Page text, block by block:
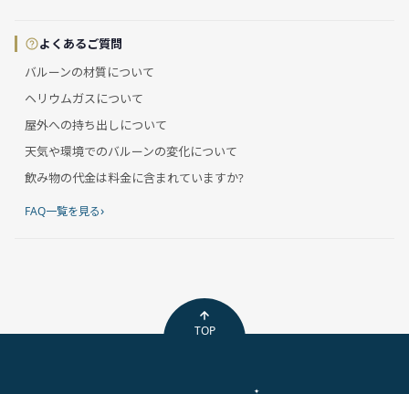
よくあるご質問
バルーンの材質について
ヘリウムガスについて
屋外への持ち出しについて
天気や環境でのバルーンの変化について
飲み物の代金は料金に含まれていますか?
FAQ一覧を見る›
TOP